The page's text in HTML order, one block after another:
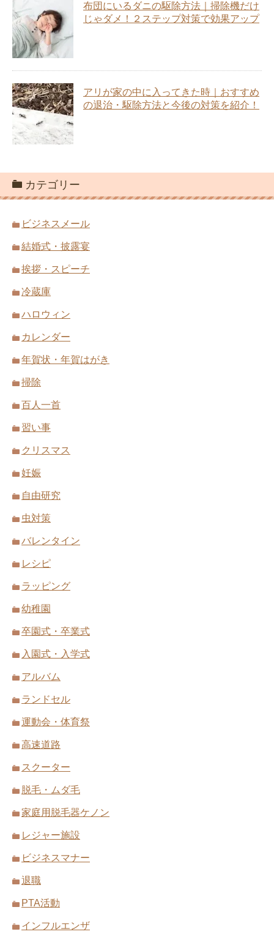
布団にいるダニの駆除方法｜掃除機だけ
じゃダメ！２ステップ対策で効果アップ
アリが家の中に入ってきた時｜おすすめ
の退治・駆除方法と今後の対策を紹介！
カテゴリー
ビジネスメール
結婚式・披露宴
挨拶・スピーチ
冷蔵庫
ハロウィン
カレンダー
年賀状・年賀はがき
掃除
百人一首
習い事
クリスマス
妊娠
自由研究
虫対策
バレンタイン
レシピ
ラッピング
幼稚園
卒園式・卒業式
入園式・入学式
アルバム
ランドセル
運動会・体育祭
高速道路
スクーター
脱毛・ムダ毛
家庭用脱毛器ケノン
レジャー施設
ビジネスマナー
退職
PTA活動
インフルエンザ